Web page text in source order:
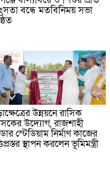
বন্ধে মতবিনিময় সভা
উন্নয়নে রাসিক
উদ্যোগ, রাজশাহী
স্টেডিয়াম নির্মাণ কাজের
স্থাপন করলেন ভূমিমন্ত্রী